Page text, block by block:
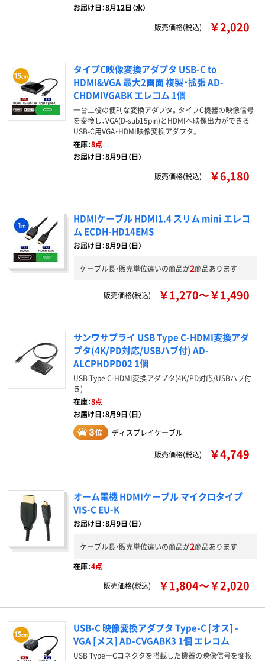
お届け日：8月12日（水）
販売価格(税込)
￥2,020
タイプC映像変換アダプタ USB-C to
HDMI&VGA 最大2画面 複製・拡張 AD-
CHDMIVGABK エレコム 1個
一台二役の便利な変換アダプタ。タイプC機器の映像信号
を変換し、VGA(D-sub15pin)とHDMIへ映像出力ができる
USB-C用VGA・HDMI映像変換アダプタ。
在庫：8点
お届け日：8月9日（日）
販売価格(税込)
￥6,180
HDMIケーブル HDMI1.4 スリム mini エレコ
ム ECDH-HD14EMS
お届け日：8月9日（日）
ケーブル長・販売単位違いの商品が2商品あります
販売価格(税込) ￥1,270～￥1,490
サンワサプライ USB Type C-HDMI変換アダ
プタ(4K/PD対応/USBハブ付) AD-
ALCPHDPD02 1個
USB Type C-HDMI変換アダプタ(4K/PD対応/USBハブ付
き)
在庫：8点
お届け日：8月9日（日）
ディスプレイケーブル
販売価格(税込) ￥4,749
オーム電機 HDMIケーブル マイクロタイプ
VIS-C EU-K
お届け日：8月9日（日）
ケーブル長・販売単位違いの商品が2商品あります
在庫：4点
販売価格(税込)
￥1,804～￥2,020
USB-C 映像変換アダプタ Type-C [オス] -
VGA [メス] AD-CVGABK3 1個 エレコム
USB TypeーCコネクタを搭載した機器の映像信号を変換